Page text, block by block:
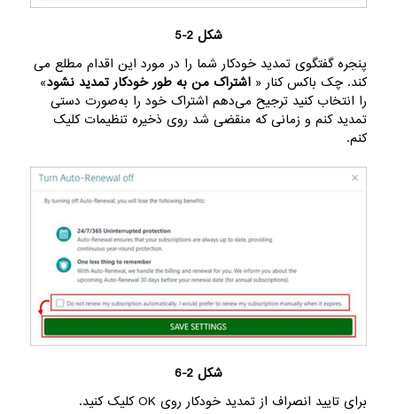
شکل 2-5
پنجره گفتگوی تمدید خودکار شما را در مورد این اقدام مطلع می
کند. چک باکس کنار « اشتراک من به طور خودکار تمدید نشود»
را انتخاب کنید ترجیح می‌دهم اشتراک خود را به‌صورت دستی
تمدید کنم و زمانی که منقضی شد روی ذخیره تنظیمات کلیک
کنم.
شکل 2-6
برای تایید انصراف از تمدید خودکار روی OK کلیک کنید.